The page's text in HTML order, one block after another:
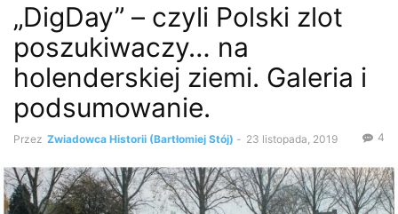
Wykrywacz metali Zabytki i antyki
„DigDay” – czyli Polski zlot
poszukiwaczy… na
holenderskiej ziemi. Galeria i
podsumowanie.
Przez Zwiadowca Historii (Bartłomiej Stój) - 23 listopada, 2019 4